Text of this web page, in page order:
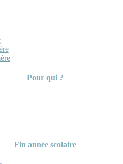
Pour qui ?
Fin année scolaire